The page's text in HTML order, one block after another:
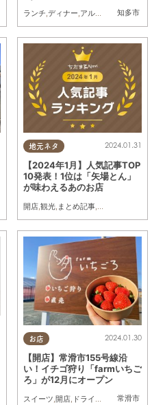
知多市
ランチ,ディナー,アルコール ,開店,カップ
地元ネタ 2024.01.31
【2024年1月】人気記事TOP
10発表！1位は「矢場とん」
が味わえるあのお店
開店,観光, まとめ記事,家族
お店
常滑市
2024.01.30
【開店】常滑市155号線沿
い！イチゴ狩り「farmいちご
ろ」が12月にオープン
スイーツ,開店, ドライブ 観光,親子,友人